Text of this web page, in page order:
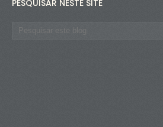
PESQUISAR NESTE SITE